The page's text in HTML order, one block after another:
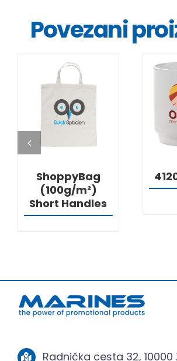
Povezani
DETALJI
ShoppyBag
(100g/m²)
Short Handles
Radnička cesta 32, 10000